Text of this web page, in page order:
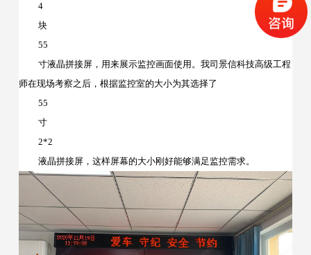
4
块
55
寸液晶拼接屏，用来展示监控画面使用。我司景信科技高级工程
师在现场考察之后，根据监控室的大小为其选择了
55
寸
2*2
液晶拼接屏，这样屏幕的大小刚好能够满足监控需求。